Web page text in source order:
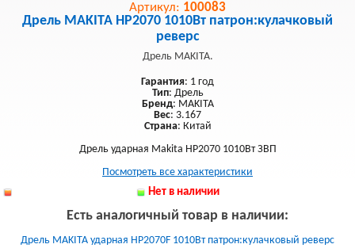
Артикул: 100083
Дрель MAKITA HP2070 1010Вт патрон:кулачковый
реверс
Дрель MAKITA.
Гарантия: 1 год
Тип: Дрель
Бренд: MAKITA
Вес: 3.167
Страна: Китай
Дрель ударная Makita HP2070 1010Вт ЗBП
Посмотреть все характеристики
Нет в наличии
Есть аналогичный товар в наличии:
Дрель MAKITA ударная HP2070F 1010Вт патрон:кулачковый реверс